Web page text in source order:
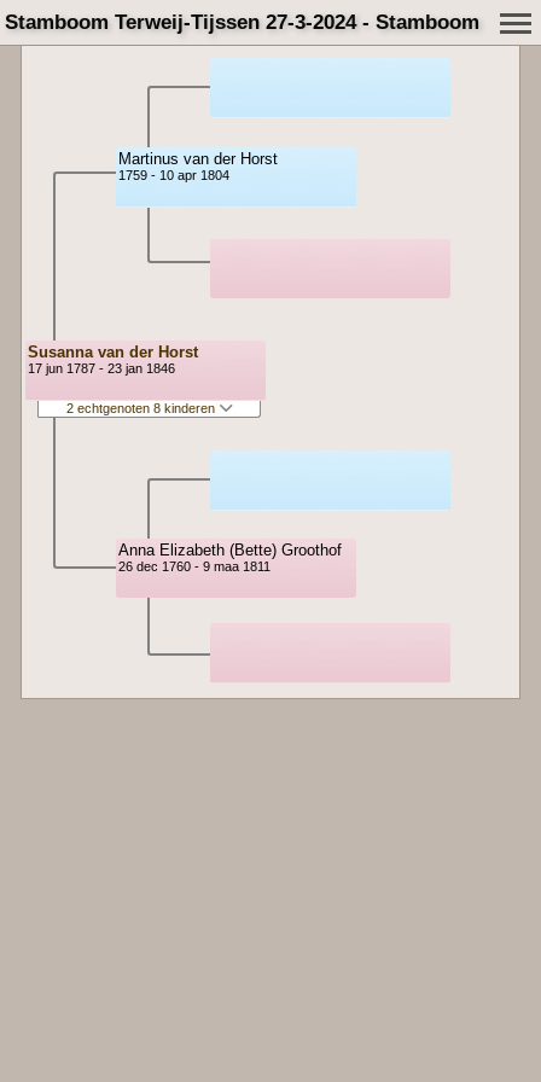
Stamboom Terweij-Tijssen 27-3-2024 - Stamboom
Susanna van der Horst
17 jun 1787 - 23 jan 1846
2 echtgenoten 8 kinderen
Martinus van der Horst
1759 - 10 apr 1804
Anna Elizabeth (Bette) Groothof
26 dec 1760 - 9 maa 1811